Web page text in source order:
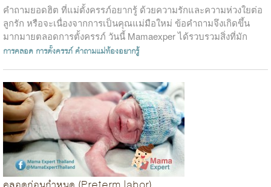
คำถามยอดฮิต ที่แม่ตั้งครรภ์อยากรู้ ด้วยความรักและความห่วงใยต่อ
ลูกรัก หรือจะเนื่องจากการเป็นคุณแม่มือใหม่ ข้อคำถามจึงเกิดขึ้น
มากมายตลอดการตั้งครรภ์ วันนี้ Mamaexper ได้รวบรวมสิ่งที่มัก
ทำให้...
การคลอด การตั้งครรภ์ คำถามแม่ท้องอยากรู้